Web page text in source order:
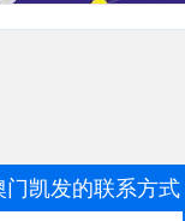
门凯发的联系方式